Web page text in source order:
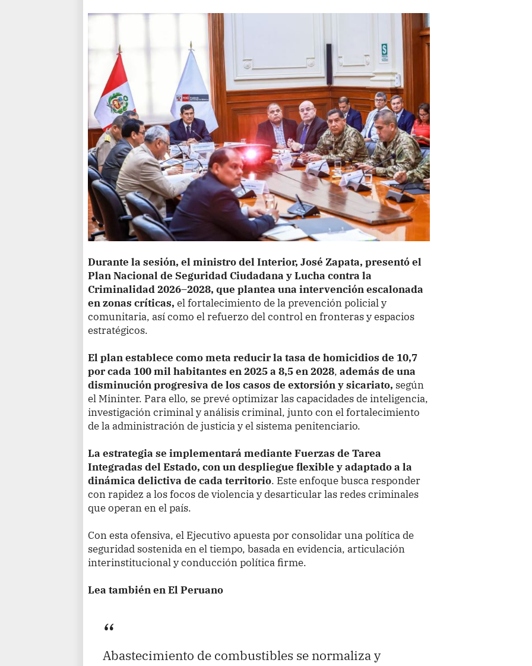
Durante la sesión, el ministro del Interior, José Zapata, presentó el
Plan Nacional de Seguridad Ciudadana y Lucha contra la
Criminalidad 2026–2028, que plantea una intervención escalonada
en zonas críticas, el fortalecimiento de la prevención policial y
comunitaria, así como el refuerzo del control en fronteras y espacios
estratégicos.
El plan establece como meta reducir la tasa de homicidios de 10,7
por cada 100 mil habitantes en 2025 a 8,5 en 2028,además de una
disminución progresiva de los casos de extorsión y sicariato, según
el Mininter. Para ello, se prevé optimizar las capacidades de inteligencia,
investigación criminal y análisis criminal, junto con el fortalecimiento
de la administración de justicia y el sistema penitenciario.
La estrategia se implementará mediante Fuerzas de Tarea
Integradas del Estado, con un despliegue flexible y adaptado a la
dinámica delictiva de cada territorio. Este enfoque busca responder
con rapidez a los focos de violencia y desarticular las redes criminales
que operan en el país.
Con esta ofensiva, el Ejecutivo apuesta por consolidar una política de
seguridad sostenida en el tiempo, basada en evidencia, articulación
interinstitucional y conducción política firme.
Lea también en El Peruano
Abastecimiento de combustibles se normaliza y